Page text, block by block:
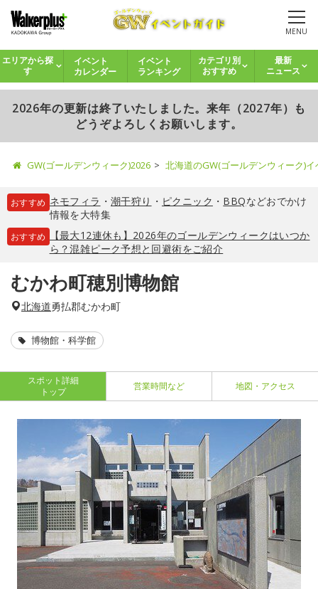
MENU
エリアから探
す
イベント
カレンダー
イベント
ランキング
カテゴリ別
おすすめ
最新
ニュース
2026年の更新は終了いたしました。来年（2027年）も
どうぞよろしくお願いします。
GW(ゴールデンウィーク)2026 北海道のGW(ゴールデンウィーク)
おすすめ ネモフィラ ・ 潮干狩り ・ ピクニック ・ BBQなどおでかけ
情報を大特集
おすすめ
【最大12連休も】2026年のゴールデンウィークはいつか
ら？混雑ピーク予想と回避術をご紹介
むかわ町穂別博物館
北海道勇払郡むかわ町
博物館・科学館
スポット詳細
トップ
営業時間など 地図・アクセス